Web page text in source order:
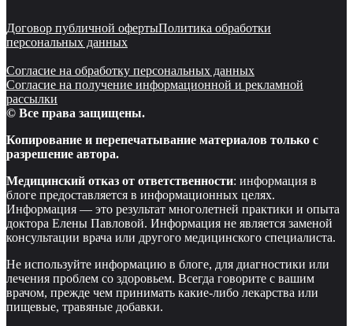
Договор публичной офертыПолитика обработки
персональных данных
Согласие на обработку персональных данных
Согласие на получение информационной и рекламной
рассылки
© Все права защищены.
Копирование и перепечатывание материалов только с
разрешение автора.
Медицинский отказ от ответственности: информация в
блоге предоставляется в информационных целях.
Информация — это результат многолетней практики и опыта
доктора Елены Павловой. Информация не является заменой
консультации врача или другого медицинского специалиста.
Не используйте информацию в блоге, для диагностики или
лечения проблем со здоровьем. Всегда говорите с вашим
врачом, прежде чем принимать какие-либо лекарства или
пищевые, травяные добавки.